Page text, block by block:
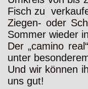
Fisch zu
Ziegen- oder
Sommer wieder
Der „camino
unter
Und wir können
uns gut!